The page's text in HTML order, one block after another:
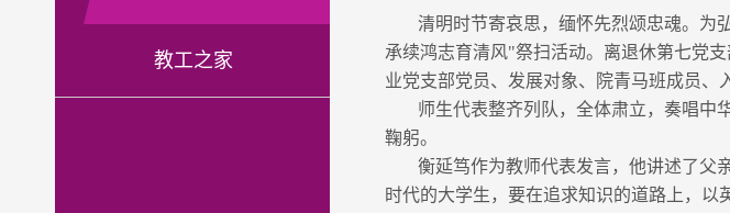
教工之家
清明时节寄哀思，缅怀先烈颂忠魂。为
承续鸿志育清风"祭扫活动。离退休第七党
业党支部党员、发展对象、院青马班成员、
师生代表整齐列队，全体肃立，奏唱中
鞠躬。
衡延笃作为教师代表发言，他讲述了父
时代的大学生，要在追求知识的道路上，